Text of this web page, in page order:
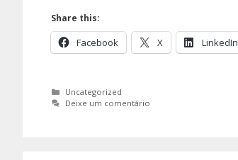
Share this:
Facebook X LinkedIn
Categorias
Uncategorized
Deixe um comentário